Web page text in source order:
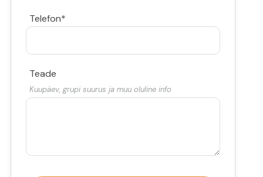
Telefon*
Teade
Kuupäev, grupi suurus ja muu oluline info